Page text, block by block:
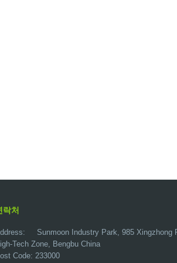
락처
Sunmoon Industry Park, 985 Xingzhong
Tech Zone, Bengbu China
Code: 233000